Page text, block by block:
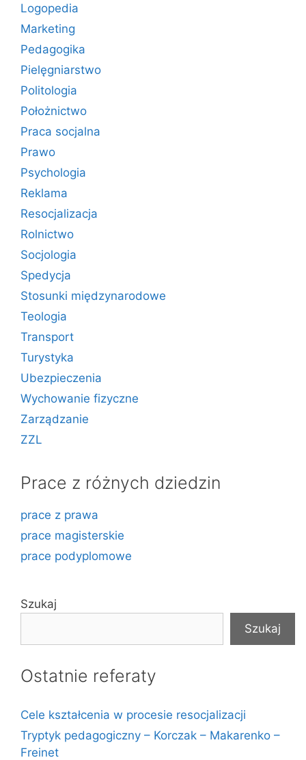
Logopedia
Marketing
Pedagogika
Pielęgniarstwo
Politologia
Położnictwo
Praca socjalna
Prawo
Psychologia
Reklama
Resocjalizacja
Rolnictwo
Socjologia
Spedycja
Stosunki międzynarodowe
Teologia
Transport
Turystyka
Ubezpieczenia
Wychowanie fizyczne
Zarządzanie
ZZL
Prace z różnych dziedzin
prace z prawa
prace magisterskie
prace podyplomowe
Szukaj
Szukaj
Ostatnie referaty
Cele kształcenia w procesie resocjalizacji
Tryptyk pedagogiczny – Korczak – Makarenko –
Freinet